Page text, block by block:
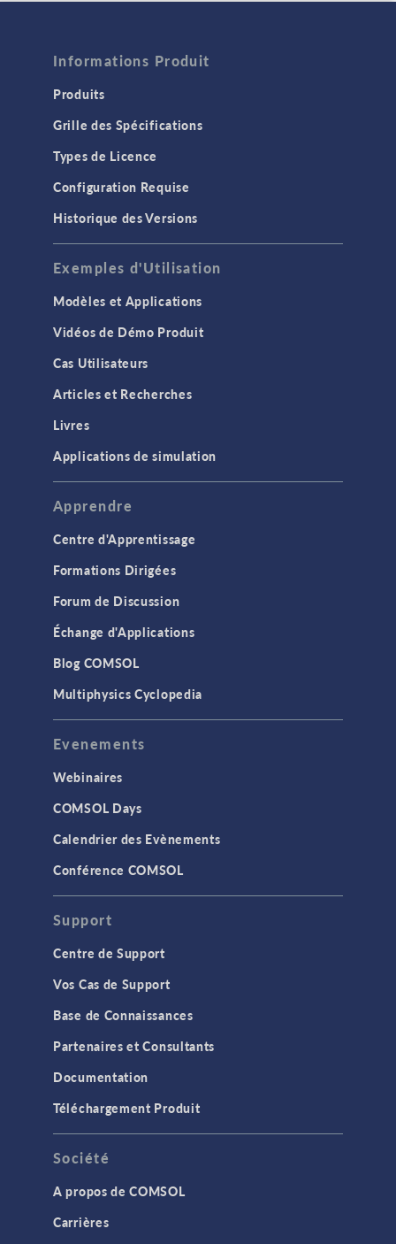
Informations Produit
Produits
Grille des Spécifications
Types de Licence
Configuration Requise
Historique des Versions
Exemples d'Utilisation
Modèles et Applications
Vidéos de Démo Produit
Cas Utilisateurs
Articles et Recherches
Livres
Applications de simulation
Apprendre
Centre d'Apprentissage
Formations Dirigées
Forum de Discussion
Échange d'Applications
Blog COMSOL
Multiphysics Cyclopedia
Evenements
Webinaires
COMSOL Days
Calendrier des Evènements
Conférence COMSOL
Support
Centre de Support
Vos Cas de Support
Base de Connaissances
Partenaires et Consultants
Documentation
Téléchargement Produit
Société
A propos de COMSOL
Carrières